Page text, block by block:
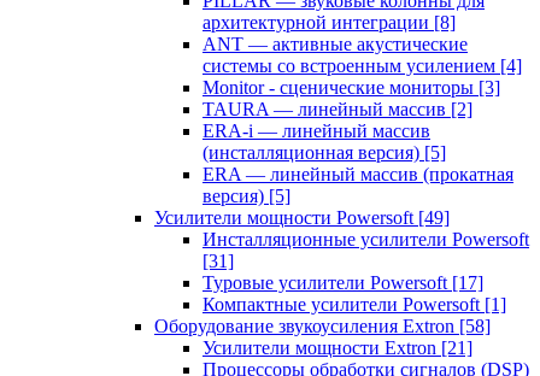
архитектурной интеграции [8]
ANT — активные акустические
системы со встроенным усилением [4]
Monitor - сценические мониторы [3]
TAURA — линейный массив [2]
ERA-i — линейный массив
(инсталляционная версия) [5]
ERA — линейный массив (прокатная
версия) [5]
Усилители мощности Powersoft [49]
Инсталляционные усилители Powersoft
[31]
Туровые усилители Powersoft [17]
Компактные усилители Powersoft [1]
Оборудование звукоусиления Extron [58]
Усилители мощности Extron [21]
Процессоры обработки сигналов (DSP)